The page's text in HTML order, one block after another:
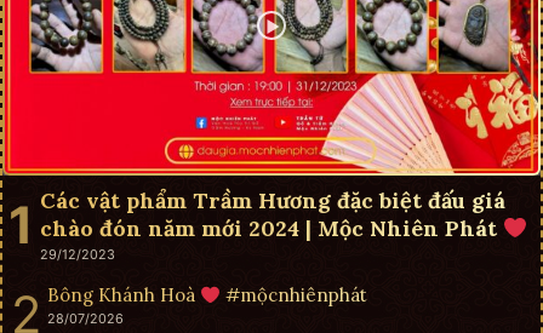
Các vật phẩm Trầm Hương đặc biệt đấu giá
chào đón năm mới 2024 | Mộc Nhiên Phát
29/12/2023
Bông Khánh Hoà #mộcnhiênphát
28/07/2026